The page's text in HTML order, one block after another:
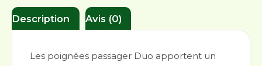
Description Avis (0)
Les poignées passager Duo apportent un